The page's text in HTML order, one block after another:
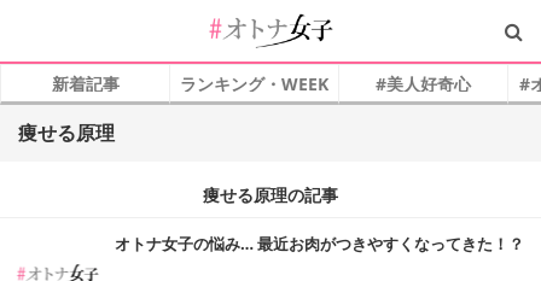
新着記事 ランキング・WEEK #美人好奇心 #
痩せる原理
痩せる原理の記事
オトナ女子の悩み… 最近お肉がつきやすくなってきた！？